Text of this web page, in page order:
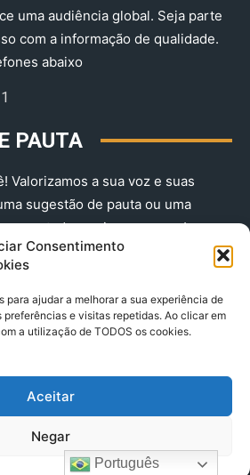
Consentimento
para ajudar a melhorar a sua experiência de
preferências e visitas repetidas. Ao clicar em
a utilização de TODOS os cookies.
Aceitar
Negar
uma audiência global. Seja parte
com a informação de qualidade.
abaixo
PAUTA
Valorizamos a sua voz e suas
sugestão de pauta ou uma
contada, envie-nos agora!
Pará CNPJ: 04.901.141/0001-36 End .
2301, Ed. Rogério Fernandez – Sala
– CEP 66045.315
Português